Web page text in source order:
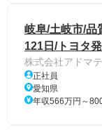
岐阜/土岐市/品
121日/トヨタ
株式会社アドマ
正社員
愛知県
年収566万円～